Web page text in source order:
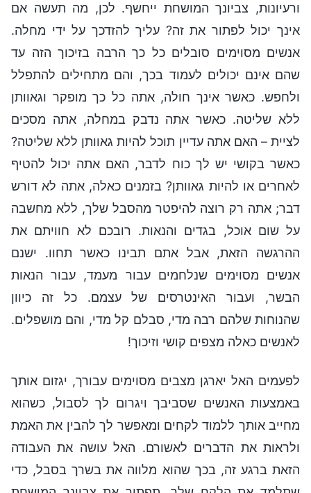
ורעיונות, צביונך המושחת ייחשף. לכן, מה תעשה אם
אינך יכול לפתור את זה? עליך להזדכך על ידי מחלה.
אנשים מסוימים סובלים כל כך הרבה בזיכוך הזה עד
שהם אינם יכולים לעמוד בכך, והם מתחילים להתפלל
ולחפש. כאשר אינך חולה, אתה כל כך מופקר וגאוותן
ללא שליטה. כאשר אתה נדבק במחלה, אתה מסכים
לציית – האם אתה עדיין תוכל להיות גאוותן ללא שליטה?
כאשר בקושי יש לך כוח לדבר, האם אתה יכול להטיף
לאחרים או להיות גאוותן? בזמנים כאלה, אתה לא דורש
דבר; אתה רק רוצה להיפטר מהסבל שלך, ללא מחשבה
על שום אוכל, בגדים והנאות. רובכם לא חוויתם את
ההרגשה הזאת, אבל אתם תבינו כאשר תחוו. ישנם
אנשים מסוימים שנלחמים עבור מעמד, עבור הנאות
הבשר, ועבור האינטרסים של עצמם. כל זה כיוון
שהנוחות שלהם רבה מדי, סבלם קל מדי, והם מושפלים.
לאנשים כאלה מצפים קושי וזיכוך!
לפעמים האל יארגן מצבים מסוימים עבורך, יגזום אותך
באמצעות האנשים שסביבך ויגרום לך לסבול, כשהוא
מחייב אותך ללמוד לקחים ומאפשר לך להבין את האמת
ולראות את הדברים לאשורם. האל עושה את העבודה
הזאת ברגע זה, בכך שהוא מלווה את בשרך בסבל, כדי